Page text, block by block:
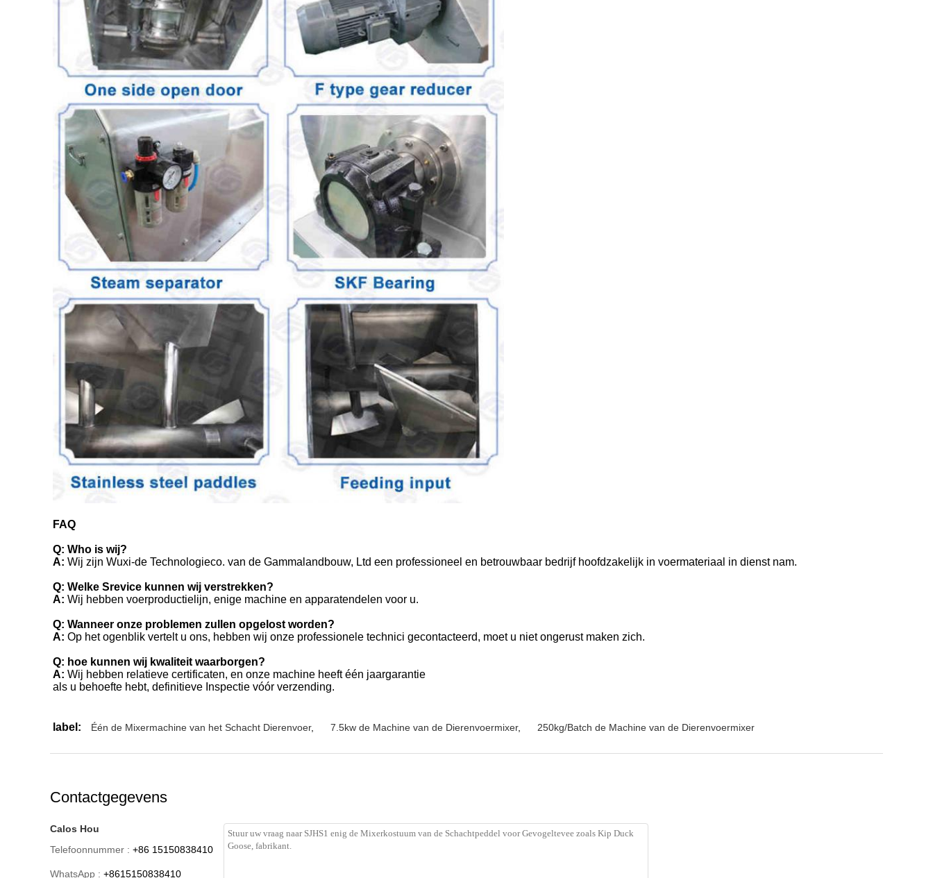
FAQ
Q: Who is wij?
A: Wij zijn Wuxi-de Technologieco. van de Gammalandbouw, Ltd een professioneel en betrouwbaar bedrijf hoofdzakelijk in voermateriaal in dienst nam.
Q: Welke Srevice kunnen wij verstrekken?
A: Wij hebben voerproductielijn, enige machine en apparatendelen voor u.
Q: Wanneer onze problemen zullen opgelost worden?
A: Op het ogenblik vertelt u ons, hebben wij onze professionele technici gecontacteerd, moet u niet ongerust maken zich.
Q: hoe kunnen wij kwaliteit waarborgen?
A: Wij hebben relatieve certificaten, en onze machine heeft één jaargarantie
als u behoefte hebt, definitieve Inspectie vóór verzending.
label: Één de Mixermachine van het Schacht Dierenvoer, 7.5kw de Machine van de Dierenvoermixer, 250kg/Batch de Machine van de Dierenvoermixer
Contactgegevens
Calos Hou
Telefoonnummer : +86 15150838410
WhatsApp : +8615150838410